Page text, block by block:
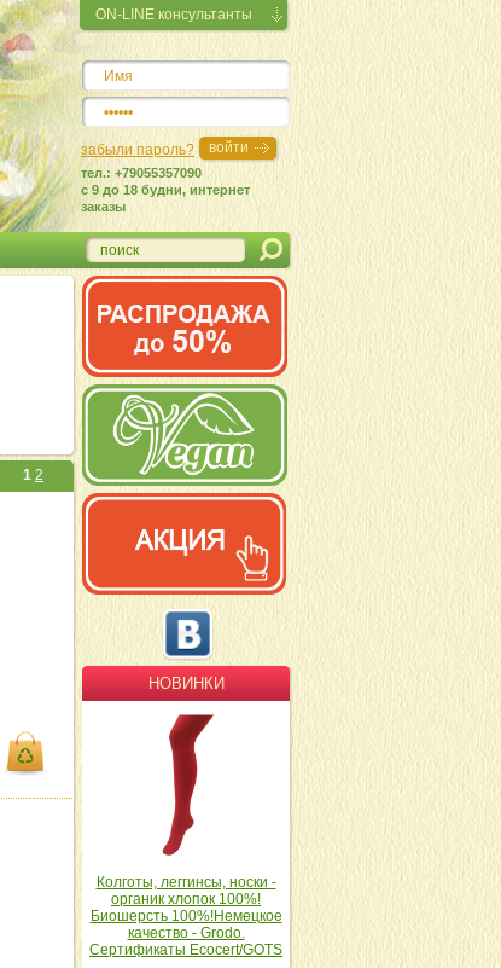
ON-LINE консультанты
забыли пароль?
тел.: +79055357090
c 9 до 18 будни, интернет
заказы
1 2
НОВИНКИ
Колготы, леггинсы, носки -
органик хлопок 100%!
Биошерсть 100%!Немецкое
качество - Grodo.
Сертификаты Ecocert/GOTS